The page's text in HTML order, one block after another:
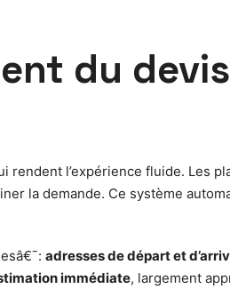
du
rendent l’expérience fluide. Les
la demande. Ce système
adresses de départ et
immédiate, largement